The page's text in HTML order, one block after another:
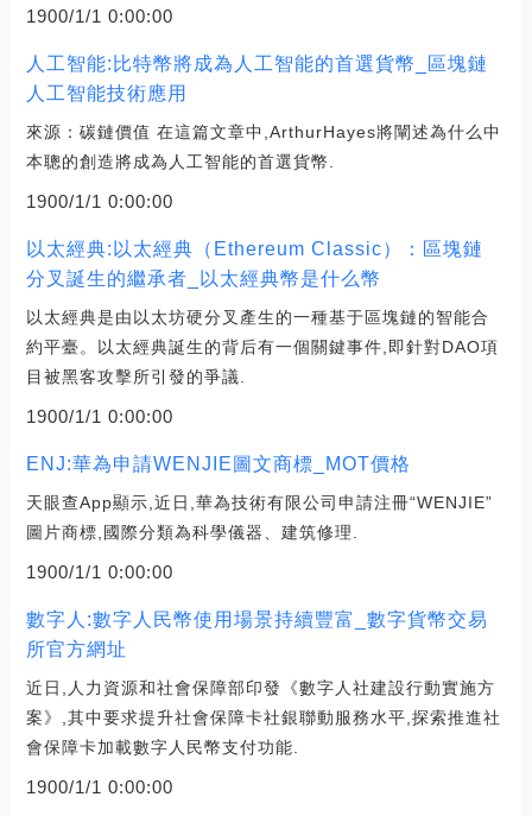
1900/1/1 0:00:00
人工智能:比特幣將成為人工智能的首選貨幣_區塊鏈
人工智能技術應用
來源：碳鏈價值 在這篇文章中,ArthurHayes將闡述為什么中
本聰的創造將成為人工智能的首選貨幣.
1900/1/1 0:00:00
以太經典:以太經典（Ethereum Classic）：區塊鏈
分叉誕生的繼承者_以太經典幣是什么幣
以太經典是由以太坊硬分叉產生的一種基于區塊鏈的智能合
約平臺。以太經典誕生的背后有一個關鍵事件,即針對DAO項
目被黑客攻擊所引發的爭議.
1900/1/1 0:00:00
ENJ:華為申請WENJIE圖文商標_MOT價格
天眼查App顯示,近日,華為技術有限公司申請注冊“WENJIE”
圖片商標,國際分類為科學儀器、建筑修理.
1900/1/1 0:00:00
數字人:數字人民幣使用場景持續豐富_數字貨幣交易
所官方網址
近日,人力資源和社會保障部印發《數字人社建設行動實施方
案》,其中要求提升社會保障卡社銀聯動服務水平,探索推進社
會保障卡加載數字人民幣支付功能.
1900/1/1 0:00:00